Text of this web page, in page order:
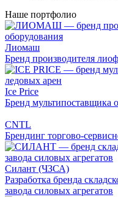
Наше портфолио
Лиомаш
Бренд производителя
Ice Price
Бренд мультипоставщика
CNTL
Брендинг торгово-
Силант (ЧЗСА)
Разработка бренда
завода силовых агрегатов